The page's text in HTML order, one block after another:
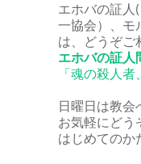
エホバの証人
一協会）、モ
は、どうぞご
エホバの証人
「魂の殺人者
日曜日は教会
お気軽にどう
はじめてのか